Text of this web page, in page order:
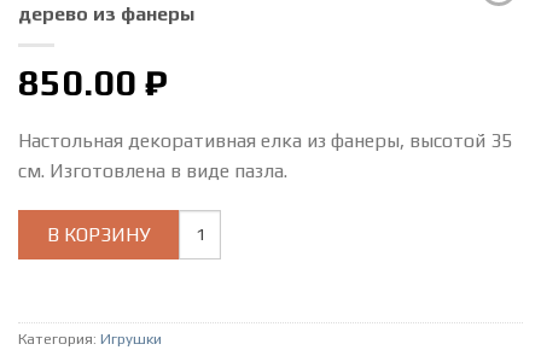
дерево из фанеры
850.00 ₽
Настольная декоративная елка из фанеры, высотой 35
см. Изготовлена в виде пазла.
В КОРЗИНУ
Количество
товара
Категория: Игрушки